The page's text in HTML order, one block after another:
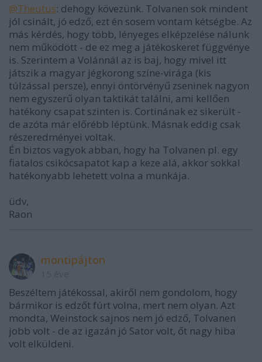
@Theutus: dehogy kövezünk. Tolvanen sok mindent
jól csinált, jó edző, ezt én sosem vontam kétségbe. Az
más kérdés, hogy több, lényeges elképzelése nálunk
nem működött - de ez meg a játékoskeret függvénye
is. Szerintem a Volánnál az is baj, hogy mivel itt
játszik a magyar jégkorong színe-virága (kis
túlzással persze), ennyi öntörvényű zseninek nagyon
nem egyszerű olyan taktikát találni, ami kellően
hatékony csapat szinten is. Cortinának ez sikerült -
de azóta már előrébb léptünk. Másnak eddig csak
részeredményei voltak.
Én biztos vagyok abban, hogy ha Tolvanen pl. egy
fiatalos csikócsapatot kap a keze alá, akkor sokkal
hatékonyabb lehetett volna a munkája.
üdv,
Raon
montipájton
Beszéltem játékossal, akiről nem gondolom, hogy
bármikor is edzőt fúrt volna, mert nem olyan. Azt
mondta, Weinstock sajnos nem jó edző, Tolvanen
jobb volt - de az igazán jó Sator volt, őt nagy hiba
volt elküldeni.